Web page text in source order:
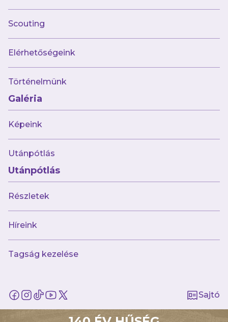
Scouting
Elérhetőségeink
Történelmünk
Galéria
Képeink
Utánpótlás
Utánpótlás
Részletek
Híreink
Tagság kezelése
Sajtó
2025.10.05
A Nyírbátor vendégeként folytatja
futsalcsapatunk
2025.09.29